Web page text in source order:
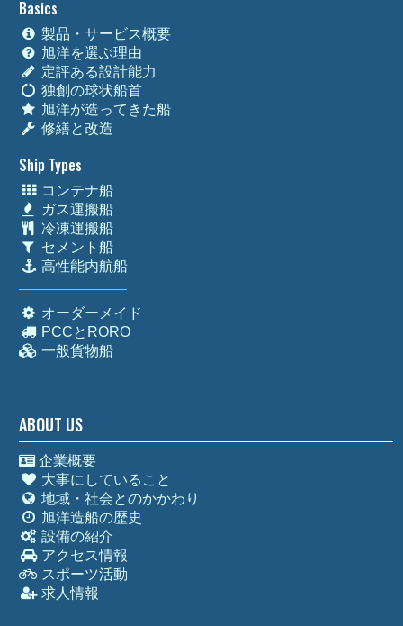
Basics
製品・サービス概要
旭洋を選ぶ理由
定評ある設計能力
独創の球状船首
旭洋が造ってきた船
修繕と改造
Ship Types
コンテナ船
ガス運搬船
冷凍運搬船
セメント船
高性能内航船
オーダーメイド
PCCとRORO
一般貨物船
ABOUT US
企業概要
大事にしていること
地域・社会とのかかわり
旭洋造船の歴史
設備の紹介
アクセス情報
スポーツ活動
求人情報